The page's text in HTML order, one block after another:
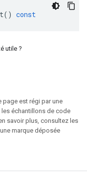
() const
utile ?
page est régi par une
les échantillons de code
savoir plus, consultez les
marque déposée